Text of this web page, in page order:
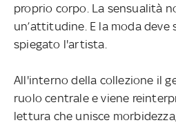
proprio corpo. La sensualità
un’attitudine. E la moda deve
spiegato l'artista.
All'interno della collezione il
ruolo centrale e viene
lettura che unisce